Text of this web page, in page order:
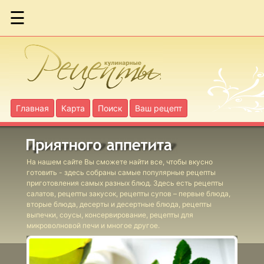
☰
Главная Карта Поиск Ваш рецепт
На нашем сайте Вы сможете найти все, чтобы вкусно
готовить - здесь собраны самые популярные рецепты
приготовления самых разных блюд. Здесь есть рецепты
салатов, рецепты закусок, рецепты супов – первые блюда,
вторые блюда, десерты и десертные блюда, рецепты
выпечки, соусы, консервирование, рецепты для
микроволновой печи и многое другое.
Абрикосы в
яблочном пюре
Абрикосы в
собственном соку
Баклажанная икра
Белые грибы
маринованные
Фаршированные
томаты